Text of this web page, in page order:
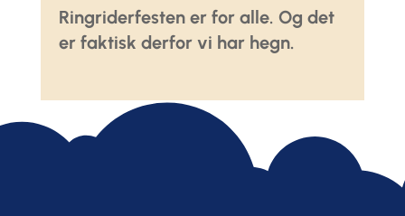
Ringriderfesten er for alle. Og det
er faktisk derfor vi har hegn.